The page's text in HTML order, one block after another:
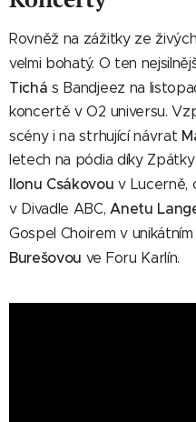
Rovněž na zážitky ze
velmi bohatý. O ten
Tichá s Bandjeez na
koncertě v O2 universu.
scény i na strhující návrat
letech na pódia díky
Ilonu Csákovou v Lucerně,
v Divadle ABC,Anetu
Gospel Choirem v
Burešovou ve Foru Karlín.